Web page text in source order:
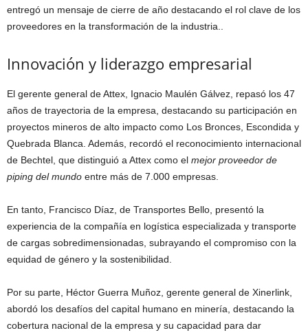
entregó un mensaje de cierre de año destacando el rol clave de los
proveedores en la transformación de la industria..
Innovación y liderazgo empresarial
El gerente general de Attex, Ignacio Maulén Gálvez, repasó los 47
años de trayectoria de la empresa, destacando su participación en
proyectos mineros de alto impacto como Los Bronces, Escondida y
Quebrada Blanca. Además, recordó el reconocimiento internacional
de Bechtel, que distinguió a Attex como el mejor proveedor de
piping del mundo entre más de 7.000 empresas.
En tanto, Francisco Díaz, de Transportes Bello, presentó la
experiencia de la compañía en logística especializada y transporte
de cargas sobredimensionadas, subrayando el compromiso con la
equidad de género y la sostenibilidad.
Por su parte, Héctor Guerra Muñoz, gerente general de Xinerlink,
abordó los desafíos del capital humano en minería, destacando la
cobertura nacional de la empresa y su capacidad para dar